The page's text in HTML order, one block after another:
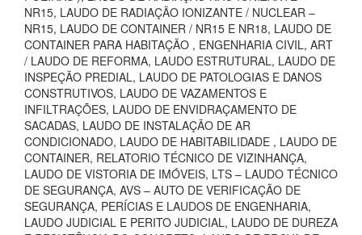
NR15, LAUDO DE RADIAÇÃO IONIZANTE / NUCLEAR –
NR15, LAUDO DE CONTAINER / NR15 E NR18, LAUDO DE
CONTAINER PARA HABITAÇÃO , ENGENHARIA CIVIL, ART
/ LAUDO DE REFORMA, LAUDO ESTRUTURAL, LAUDO DE
INSPEÇÃO PREDIAL, LAUDO DE PATOLOGIAS E DANOS
CONSTRUTIVOS, LAUDO DE VAZAMENTOS E
INFILTRAÇÕES, LAUDO DE ENVIDRAÇAMENTO DE
SACADAS, LAUDO DE INSTALAÇÃO DE AR
CONDICIONADO, LAUDO DE HABITABILIDADE , LAUDO DE
CONTAINER, RELATORIO TÉCNICO DE VIZINHANÇA,
LAUDO DE VISTORIA DE IMÓVEIS, LTS – LAUDO TÉCNICO
DE SEGURANÇA, AVS – AUTO DE VERIFICAÇÃO DE
SEGURANÇA, PERÍCIAS E LAUDOS DE ENGENHARIA,
LAUDO JUDICIAL E PERITO JUDICIAL, LAUDO DE DUREZA